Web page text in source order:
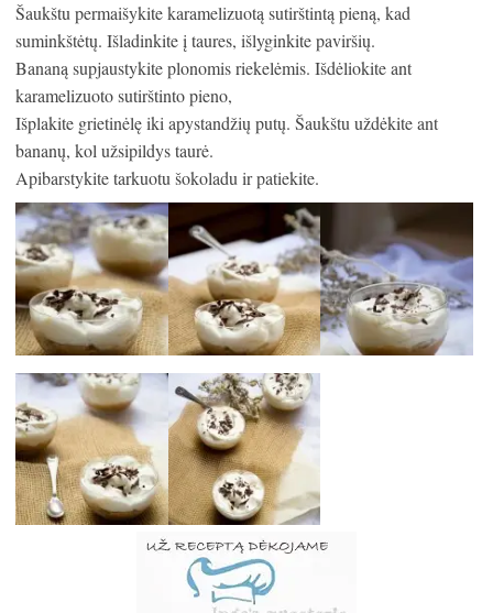
Šaukštu permaišykite karamelizuotą sutirštintą pieną, kad
suminkštėtų. Išladinkite į taures, išlyginkite paviršių.
Bananą supjaustykite plonomis riekelėmis. Išdėliokite ant
karamelizuoto sutirštinto pieno,
Išplakite grietinėlę iki apystandžių putų. Šaukštu uždėkite ant
bananų, kol užsipildys taurė.
Apibarstykite tarkuotu šokoladu ir patiekite.